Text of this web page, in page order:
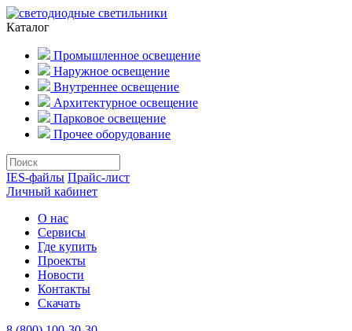
Каталог
Промышленное освещение
Наружное освещение
Внутреннее освещение
Архитектурное освещение
Парковое освещение
Прочее оборудование
IES-файлы Прайс-лист
Личный кабинет
О нас
Сервисы
Где купить
Проекты
Новости
Контакты
Скачать